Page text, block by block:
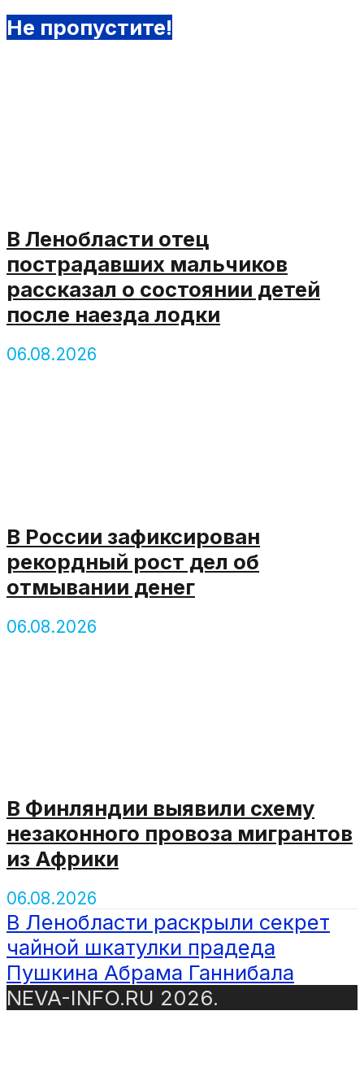
Не пропустите!
В Ленобласти отец
пострадавших мальчиков
рассказал о состоянии детей
после наезда лодки
06.08.2026
В России зафиксирован
рекордный рост дел об
отмывании денег
06.08.2026
В Финляндии выявили схему
незаконного провоза мигрантов
из Африки
06.08.2026
В Ленобласти раскрыли секрет
чайной шкатулки прадеда
Пушкина Абрама Ганнибала
NEVA-INFO.RU 2026.